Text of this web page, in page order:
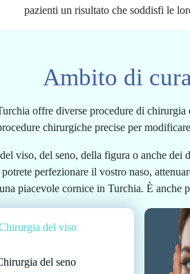
pazienti un risultato che soddisfi le
Ambito di
offre diverse procedure di
chirurgiche precise per
viso, del seno, della figura o anche
perfezionare il vostro naso,
piacevole cornice in Turchia. È
del viso
del seno